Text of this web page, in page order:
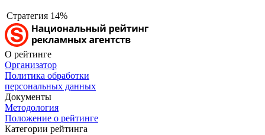
Стратегия 14%
О рейтинге
Организатор
Политика обработки
персональных данных
Документы
Методология
Положение о рейтинге
Категории рейтинга